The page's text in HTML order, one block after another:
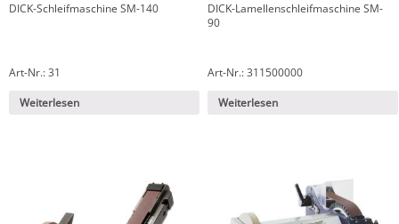
DICK-Schleifmaschine SM-140
Art-Nr.: 31
Weiterlesen
DICK-Lamellenschleifmaschine SM-
90
Art-Nr.: 311500000
Weiterlesen